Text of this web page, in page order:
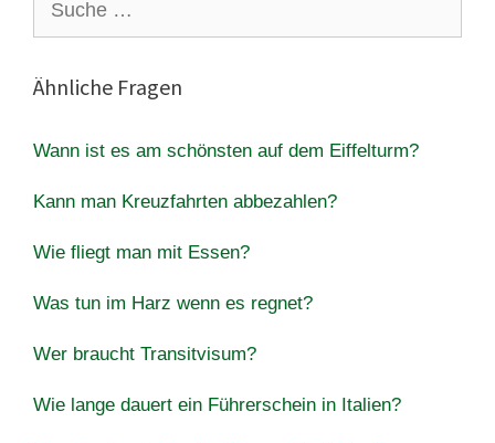
nach:
Ähnliche Fragen
Wann ist es am schönsten auf dem Eiffelturm?
Kann man Kreuzfahrten abbezahlen?
Wie fliegt man mit Essen?
Was tun im Harz wenn es regnet?
Wer braucht Transitvisum?
Wie lange dauert ein Führerschein in Italien?